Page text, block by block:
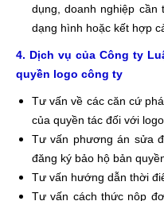
dụng, doanh nghiệp cần
dạng hình hoặc kết hợp
4. Dịch vụ của Công ty
quyền logo công ty
Tư vấn về các căn cứ
của quyền tác đối với
Tư vấn phương án sửa
đăng ký bảo hộ bản
Tư vấn hướng dẫn thời
Tư vấn cách thức nộp